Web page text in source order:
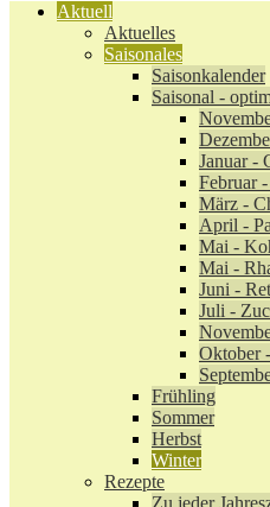
Aktuell
Aktuelles
Saisonales
Saisonkalender
Saisonal -
Januar -
Februar
März -
April -
Mai -
Mai -
Juni -
Juli -
Oktober
Frühling
Sommer
Herbst
Winter
Rezepte
Zu jeder